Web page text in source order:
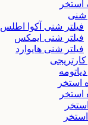
استخر
شنی
فیلتر شنی آکوا اطلس
فیلتر شنی ایمکس
فیلتر شنی هایوارد
کارتریجی
استخر
استخر
استخر